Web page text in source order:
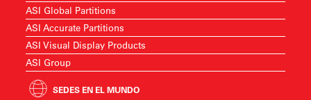
ASI Global Partitions
ASI Accurate Partitions
ASI Visual Display Products
ASI Group
SEDES EN EL MUNDO